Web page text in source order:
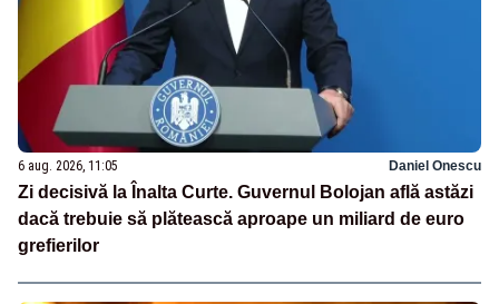
6 aug. 2026, 11:05 Daniel Onescu
Zi decisivă la Înalta Curte. Guvernul Bolojan află astăzi
dacă trebuie să plătească aproape un miliard de euro
grefierilor